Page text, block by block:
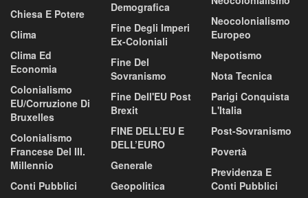
Chiesa E Potere
Clima
Clima Ed
Economia
Colonialismo
EU/corruzione Di
Bruxelles
Colonialismo
Francese Del III.
Millennio
Conti Pubblici
Demografica
Fine Degli Imperi
Ex-Coloniali
Fine Del
Sovranismo
Fine Dell'EU Post
Brexit
FINE DELL’EU E
DELL’EURO
Generale
Geopolitica
Neocolonialismo
Europeo
Nepotismo
Nota Tecnica
Parigi Conquista
L'Italia
Post-Sovranismo
Povertà
Previdenza E
Conti Pubblici